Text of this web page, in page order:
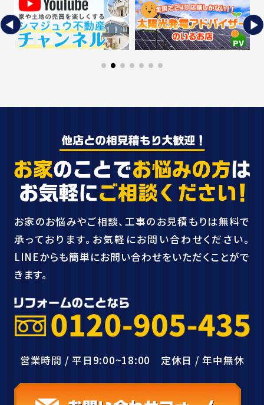
お家のお悩みやご相談、工事のお見積もりは無料で
承っております。お気軽にお問い合わせください。
LINEからも簡単にお問い合わせをいただくことがで
きます。
営業時間 / 平日9:00~18:00 定休日 / 年中無休